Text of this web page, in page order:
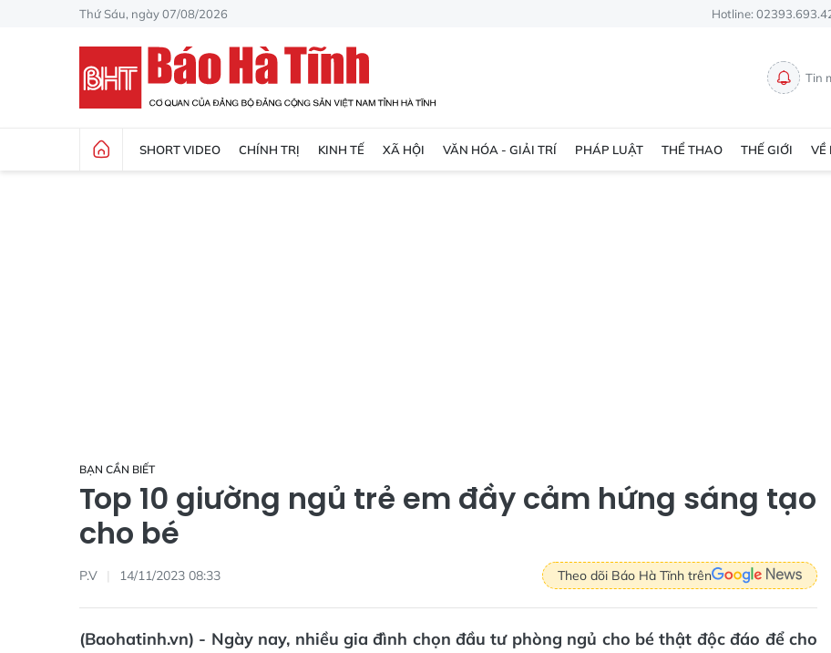
Thứ Sáu, ngày 07/08/2026 Hotline:
Tin
SHORT VIDEO CHÍNH TRỊ KINH TẾ XÃ HỘI VĂN HÓA - GIẢI TRÍ PHÁP LUẬT THỂ THAO THẾ GIỚI VỀ
BẠN CẦN BIẾT
Top 10 giường ngủ trẻ em đầy cảm hứng sáng tạo
cho bé
P.V 14/11/2023 08:33 Theo dõi Báo Hà Tĩnh trên
(Baohatinh.vn) - Ngày nay, nhiều gia đình chọn đầu tư phòng ngủ cho bé thật độc đáo để cho